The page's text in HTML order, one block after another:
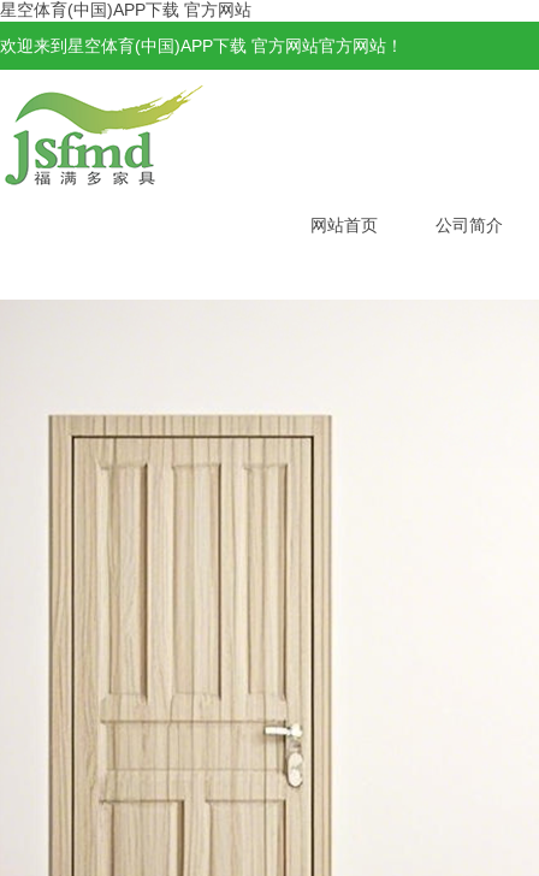
星空体育(中国)APP下载 官方网站
欢迎来到星空体育(中国)APP下载 官方网站官方网站！
网站首页 公司简介